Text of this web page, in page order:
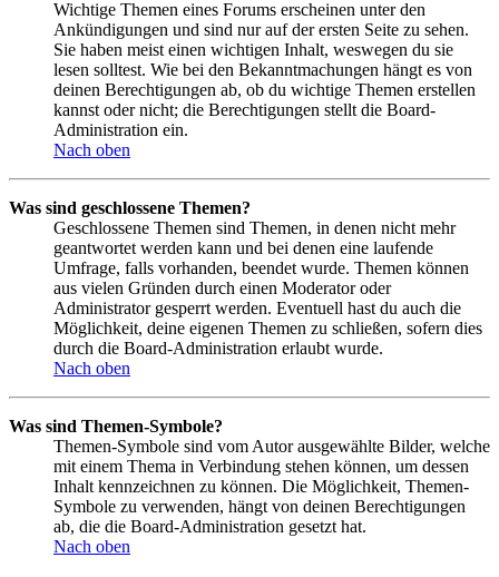
Wichtige Themen eines Forums erscheinen unter den
Ankündigungen und sind nur auf der ersten Seite zu sehen.
Sie haben meist einen wichtigen Inhalt, weswegen du sie
lesen solltest. Wie bei den Bekanntmachungen hängt es von
deinen Berechtigungen ab, ob du wichtige Themen erstellen
kannst oder nicht; die Berechtigungen stellt die Board-
Administration ein.
Nach oben
Was sind geschlossene Themen?
Geschlossene Themen sind Themen, in denen nicht mehr
geantwortet werden kann und bei denen eine laufende
Umfrage, falls vorhanden, beendet wurde. Themen können
aus vielen Gründen durch einen Moderator oder
Administrator gesperrt werden. Eventuell hast du auch die
Möglichkeit, deine eigenen Themen zu schließen, sofern dies
durch die Board-Administration erlaubt wurde.
Nach oben
Was sind Themen-Symbole?
Themen-Symbole sind vom Autor ausgewählte Bilder, welche
mit einem Thema in Verbindung stehen können, um dessen
Inhalt kennzeichnen zu können. Die Möglichkeit, Themen-
Symbole zu verwenden, hängt von deinen Berechtigungen
ab, die die Board-Administration gesetzt hat.
Nach oben